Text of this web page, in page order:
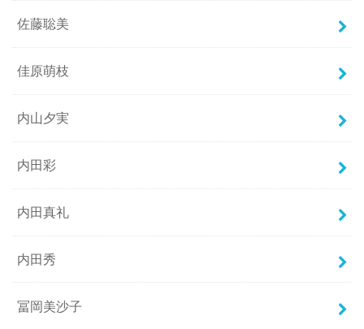
佐藤聡美
佳原萌枝
内山夕実
内田彩
内田真礼
内田秀
冨岡美沙子